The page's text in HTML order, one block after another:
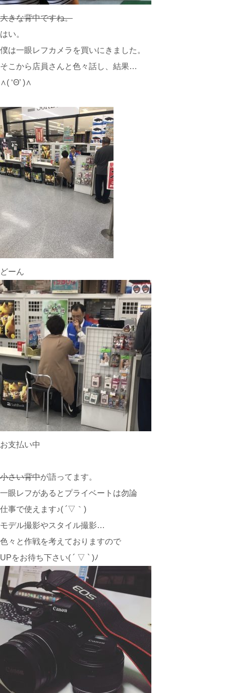
大きな背中ですね。
はい。
僕は一眼レフカメラを買いにきました。
そこから店員さんと色々話し、結果…
∧( ‘Θ’ )∧
どーん
お支払い中
小さい背中が語ってます。
一眼レフがあるとプライベートは勿論
仕事で使えます♪( ´▽｀)
モデル撮影やスタイル撮影…
色々と作戦を考えておりますので
UPをお待ち下さい( ´ ▽ ` )ﾉ